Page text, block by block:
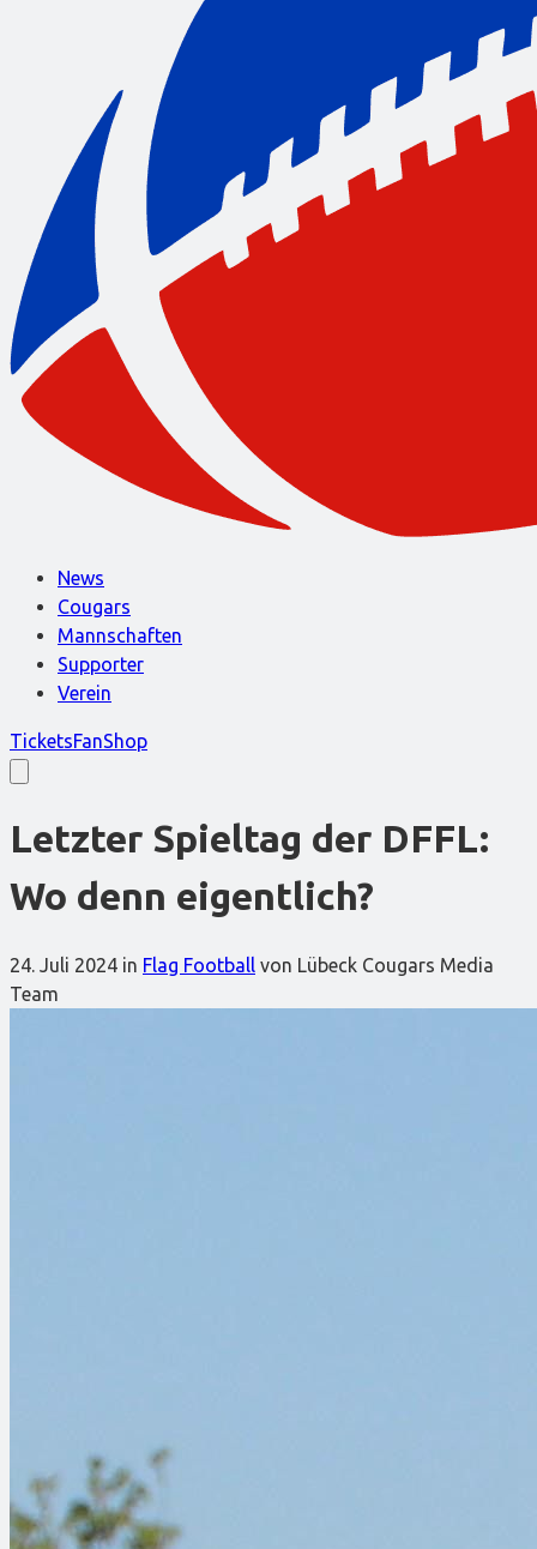
News
Cougars
Mannschaften
Supporter
Verein
TicketsFanShop
Letzter Spieltag der DFFL:
Wo denn eigentlich?
24. Juli 2024 in Flag Football von Lübeck Cougars Media
Team